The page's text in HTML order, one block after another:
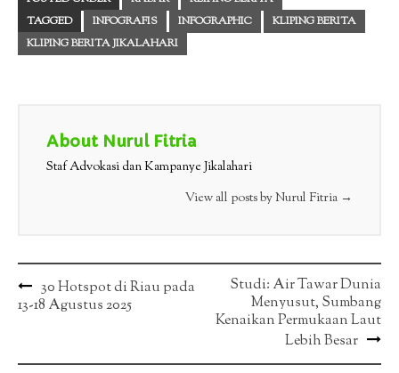
TAGGED
INFOGRAFIS INFOGRAPHIC
KLIPING BERITA
KLIPING BERITA JIKALAHARI
About Nurul Fitria
Staf Advokasi dan Kampanye Jikalahari
View all posts by Nurul Fitria →
Post
navigation
30 Hotspot di Riau pada
13-18 Agustus 2025
Studi: Air Tawar Dunia
Menyusut, Sumbang
Kenaikan Permukaan Laut
Lebih Besar